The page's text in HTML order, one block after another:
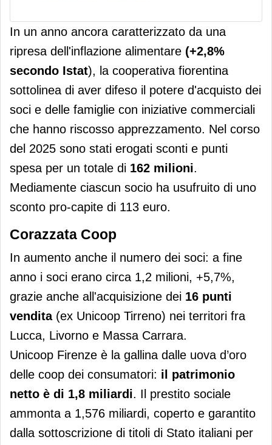
In un anno ancora caratterizzato da una
ripresa dell'inflazione alimentare (+2,8%
secondo Istat), la cooperativa fiorentina
sottolinea di aver difeso il potere d'acquisto dei
soci e delle famiglie con iniziative commerciali
che hanno riscosso apprezzamento. Nel corso
del 2025 sono stati erogati sconti e punti
spesa per un totale di 162 milioni.
Mediamente ciascun socio ha usufruito di uno
sconto pro-capite di 113 euro.
Corazzata Coop
In aumento anche il numero dei soci: a fine
anno i soci erano circa 1,2 milioni, +5,7%,
grazie anche all'acquisizione dei 16 punti
vendita(ex Unicoop Tirreno) nei territori fra
Lucca, Livorno e Massa Carrara.
Unicoop Firenze è la gallina dalle uova d’oro
delle coop dei consumatori: il
patrimonio
netto è di 1,8 miliardi. Il prestito sociale
ammonta a 1,576 miliardi, coperto e garantito
dalla sottoscrizione di titoli di Stato italiani per